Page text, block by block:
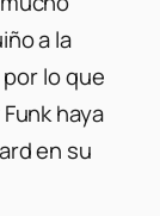
a la
lo que
haya
en su